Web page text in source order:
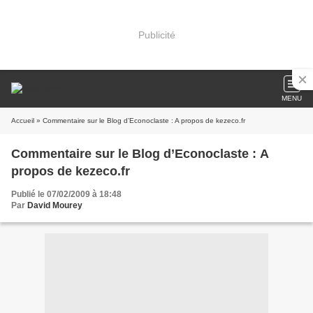
Publicité
MENU
Accueil » Commentaire sur le Blog d’Econoclaste : A propos de kezeco.fr
Commentaire sur le Blog d’Econoclaste : A
propos de kezeco.fr
Publié le 07/02/2009 à 18:48
Par David Mourey